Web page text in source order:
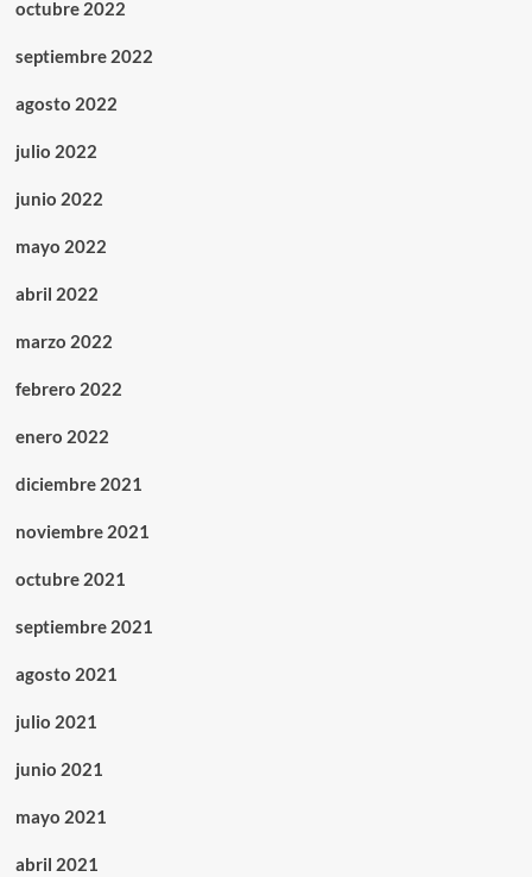
octubre 2022
septiembre 2022
agosto 2022
julio 2022
junio 2022
mayo 2022
abril 2022
marzo 2022
febrero 2022
enero 2022
diciembre 2021
noviembre 2021
octubre 2021
septiembre 2021
agosto 2021
julio 2021
junio 2021
mayo 2021
abril 2021